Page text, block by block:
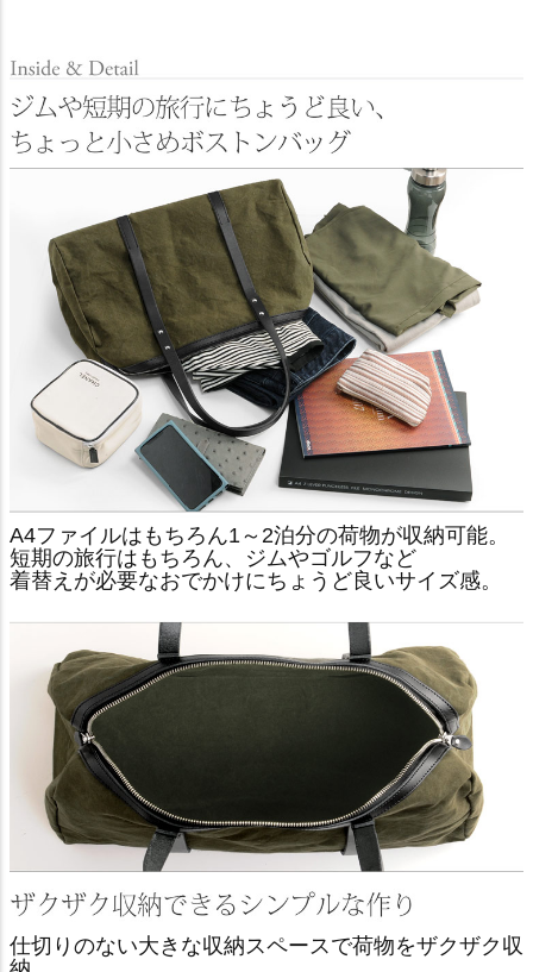
A4ファイルはもちろん1～2泊分の荷物が収納可能。
短期の旅行はもちろん、ジムやゴルフなど
着替えが必要なおでかけにちょうど良いサイズ感。
仕切りのない大きな収納スペースで荷物をザクザク収